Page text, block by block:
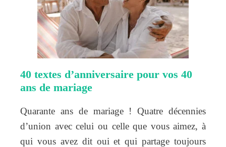
40 textes d’anniversaire pour vos 40
ans de mariage
Quarante ans de mariage ! Quatre décennies
d’union avec celui ou celle que vous aimez, à
qui vous avez dit oui et qui partage toujours